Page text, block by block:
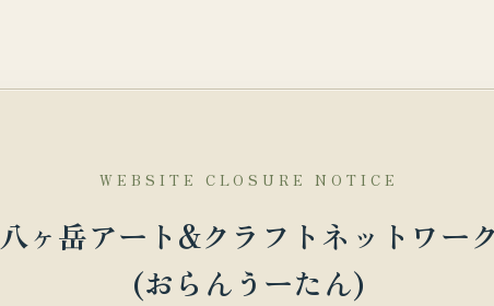
WEBSITE CLOSURE NOTICE
八ヶ岳アート&クラフトネットワーク
(おらんうーたん)